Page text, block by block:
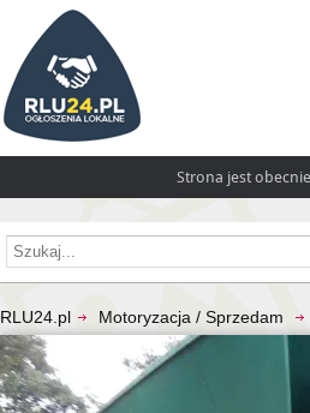
Strona jest
RLU24.pl Motoryzacja / Sprzedam